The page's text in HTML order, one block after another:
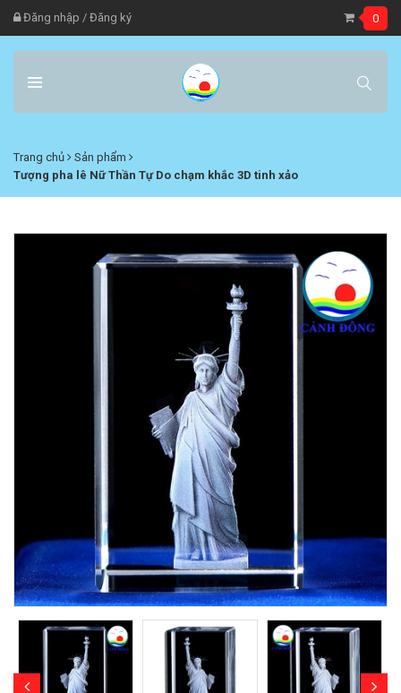
Đăng nhập / Đăng ký 0
Trang chủ
Sản phẩm
Tượng pha lê Nữ Thần Tự Do chạm khắc 3D tinh xảo